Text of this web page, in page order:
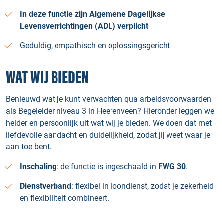
In deze functie zijn Algemene Dagelijkse
Levensverrichtingen (ADL) verplicht
Geduldig, empathisch en oplossingsgericht
WAT WIJ BIEDEN
Benieuwd wat je kunt verwachten qua arbeidsvoorwaarden
als Begeleider niveau 3 in Heerenveen? Hieronder leggen we
helder en persoonlijk uit wat wij je bieden. We doen dat met
liefdevolle aandacht en duidelijkheid, zodat jij weet waar je
aan toe bent.
Inschaling: de functie is ingeschaald in FWG 30.
Dienstverband: flexibel in loondienst, zodat je zekerheid
en flexibiliteit combineert.